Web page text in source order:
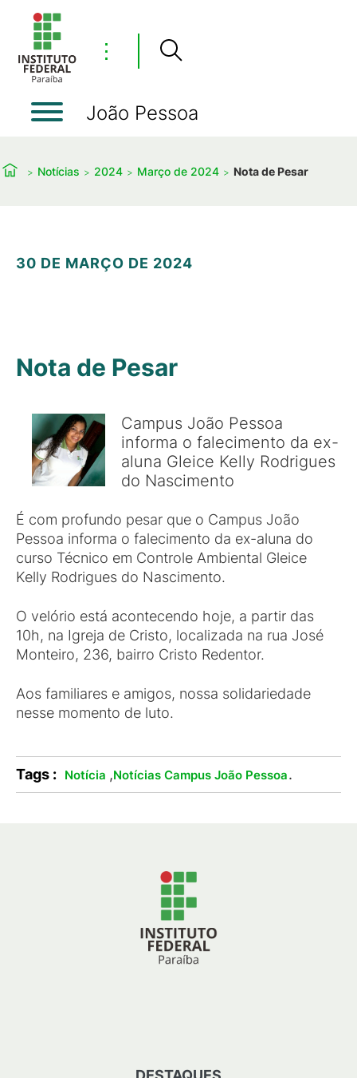
⋮
João Pessoa
Notícias 2024 Março de 2024 Nota de Pesar
30 DE MARÇO DE 2024
Nota de Pesar
Campus João Pessoa
informa o falecimento da ex-
aluna Gleice Kelly Rodrigues
do Nascimento
É com profundo pesar que o Campus João
Pessoa informa o falecimento da ex-aluna do
curso Técnico em Controle Ambiental Gleice
Kelly Rodrigues do Nascimento.
O velório está acontecendo hoje, a partir das
10h, na Igreja de Cristo, localizada na rua José
Monteiro, 236, bairro Cristo Redentor.
Aos familiares e amigos, nossa solidariedade
nesse momento de luto.
Tags : Notícia ,Notícias Campus João Pessoa.